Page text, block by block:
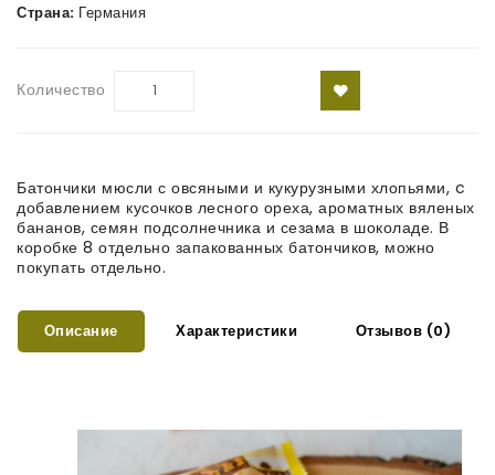
Страна: Германия
Количество
Батончики мюсли с овсяными и кукурузными хлопьями, c
добавлением кусочков лесного ореха, ароматных вяленых
бананов, семян подсолнечника и сезама в шоколаде. В
коробке 8 отдельно запакованных батончиков, можно
покупать отдельно.
Описание Характеристики Отзывов (0)